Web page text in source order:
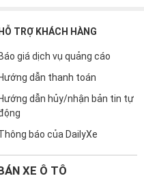
HỖ TRỢ KHÁCH HÀNG
Báo giá dịch vụ quảng cáo
Hướng dẫn thanh toán
Hướng dẫn hủy/nhận bản tin tự
báo của DailyXe
XE Ô TÔ